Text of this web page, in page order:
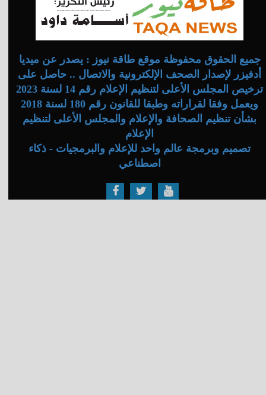
جميع الحقوق محفوظة موقع طاقة نيوز : يصدر عن ميديا
أدفيزر لإصدار الصحف الإلكترونية والاتصال .. حاصل على
ترخيص المجلس الأعلى لتنظيم الإعلام رقم 14 لسنة 2023
ويعمل وفقا لقراراته وطبقا للقانون رقم 180 لسنة 2018
بشأن تنظيم الصحافة والإعلام والمجلس الأعلى لتنظيم
الإعلام
تصميم وبرمجة عالم واحد للإعلام والبرمجيات - ذكاء
اصطناعي